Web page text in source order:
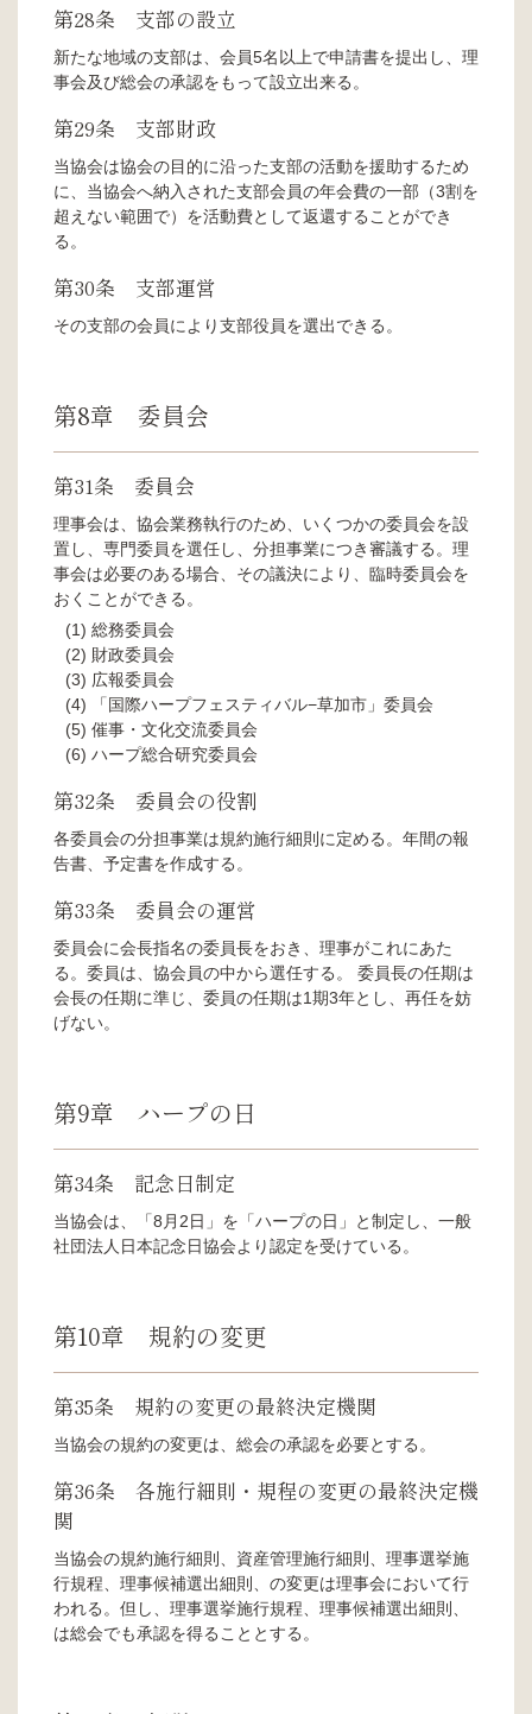
第28条 支部の設立
新たな地域の支部は、会員5名以上で申請書を提出し、理
事会及び総会の承認をもって設立出来る。
第29条 支部財政
当協会は協会の目的に沿った支部の活動を援助するため
に、当協会へ納入された支部会員の年会費の一部（3割を
超えない範囲で）を活動費として返還することができ
る。
第30条 支部運営
その支部の会員により支部役員を選出できる。
第8章 委員会
第31条 委員会
理事会は、協会業務執行のため、いくつかの委員会を設
置し、専門委員を選任し、分担事業につき審議する。理
事会は必要のある場合、その議決により、臨時委員会を
おくことができる。
総務委員会
財政委員会
広報委員会
「国際ハープフェスティバル−草加市」委員会
催事・文化交流委員会
ハープ総合研究委員会
第32条 委員会の役割
各委員会の分担事業は規約施行細則に定める。年間の報
告書、予定書を作成する。
第33条 委員会の運営
委員会に会⻑指名の委員⻑をおき、理事がこれにあた
る。委員は、協会員の中から選任する。 委員長の任期は
会長の任期に準じ、委員の任期は1期3年とし、再任を妨
げない。
第9章 ハープの日
第34条 記念日制定
当協会は、「8月2日」を「ハープの日」と制定し、一般
社団法人日本記念日協会より認定を受けている。
第10章 規約の変更
第35条 規約の変更の最終決定機関
当協会の規約の変更は、総会の承認を必要とする。
第36条 各施行細則・規程の変更の最終決定機
関
当協会の規約施行細則、資産管理施行細則、理事選挙施
行規程、理事候補選出細則、の変更は理事会において行
われる。但し、理事選挙施行規程、理事候補選出細則、
は総会でも承認を得ることとする。